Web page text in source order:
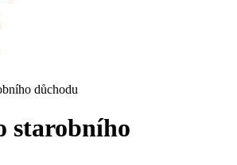
důchodu
starobního